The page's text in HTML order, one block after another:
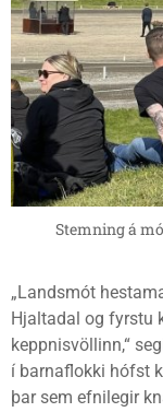
Stemning á
„Landsmót
Hjaltadal og fyrstu
keppnisvöllinn,“
í barnaflokki hófst
þar sem efnilegir